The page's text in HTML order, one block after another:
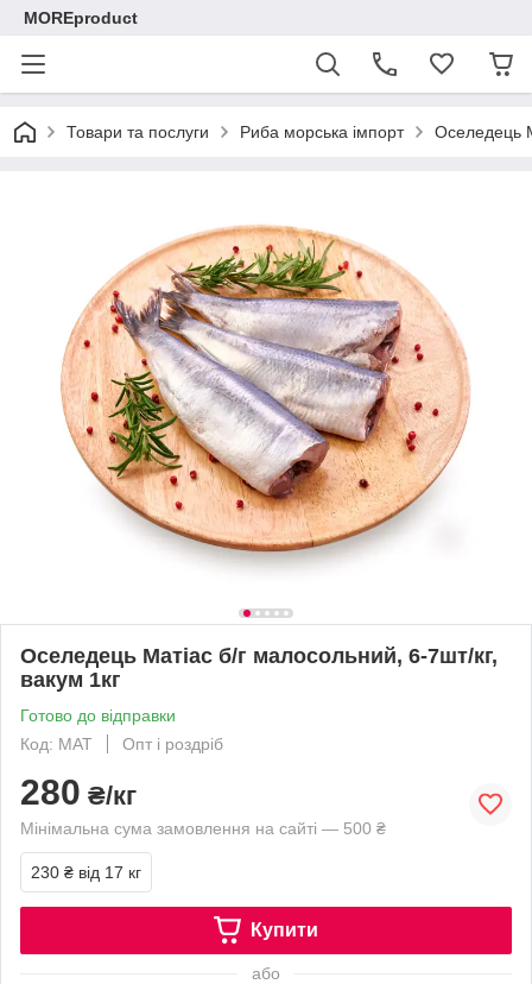
MOREproduct
Товари та послуги Риба морська імпорт Оселедець
Оселедець Матіас б/г малосольний, 6-7шт/кг,
вакум 1кг
Готово до відправки
Код: МАТ
Опт і роздріб
280 ₴/кг
Мінімальна сума замовлення на сайті — 500 ₴
230 ₴ від 17 кг
Купити
або